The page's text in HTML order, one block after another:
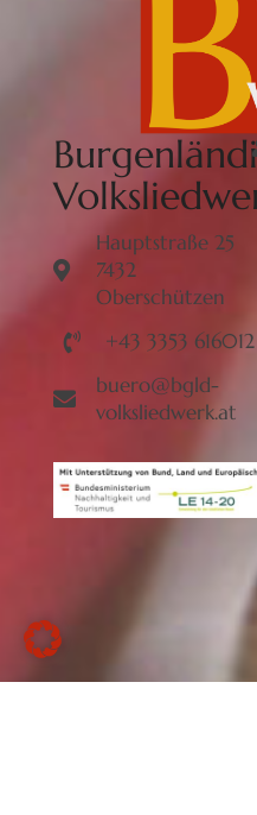
Hauptstraße 25
7432
Oberschützen
+43 3353 616012
buero@bgld-
volksliedwerk.at